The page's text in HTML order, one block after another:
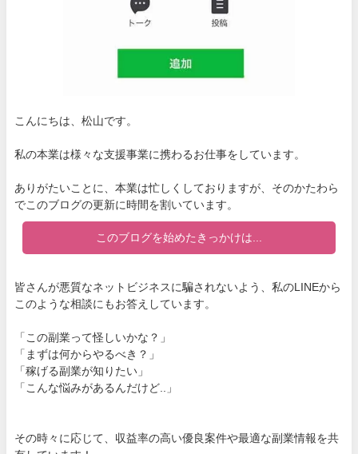
こんにちは、松山です。
私の本業は様々な支援事業に携わるお仕事をしています。
ありがたいことに、本業は忙しくしておりますが、そのかたわら
でこのブログの更新に時間を割いています。
このブログを始めたきっかけは...
皆さんが悪質なネットビジネスに騙されないよう、私のLINEから
このような相談にもお答えしています。
「この副業って怪しいかな？」
「まずは何からやるべき？」
「稼げる副業が知りたい」
「こんな悩みがあるんだけど..」
その時々に応じて、収益率の高い優良案件や最適な副業情報を共